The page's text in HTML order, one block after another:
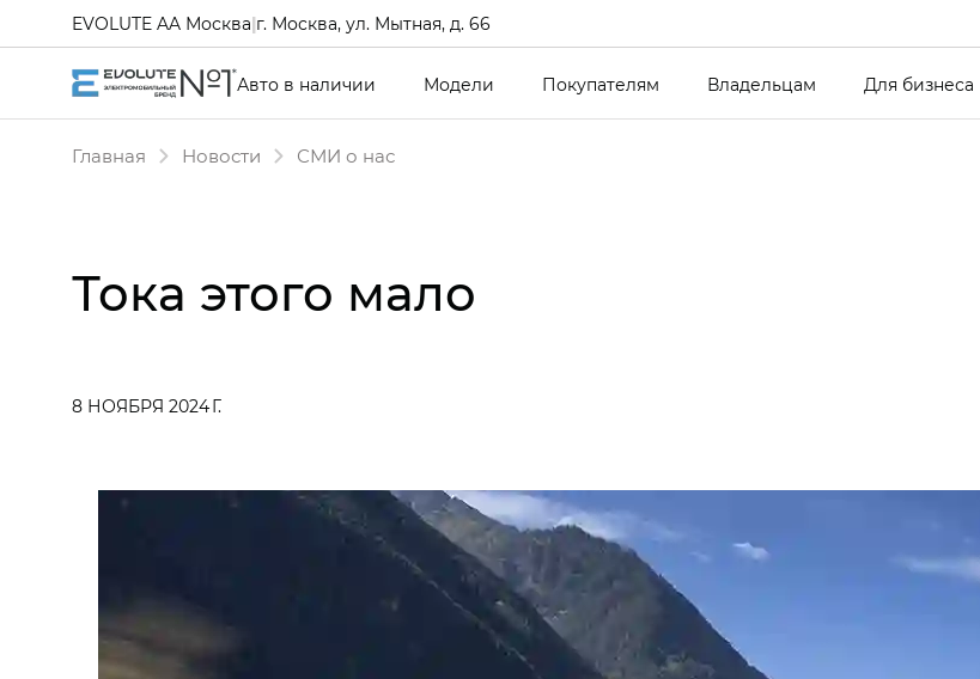
EVOLUTE AA Москва|г. Москва, ул. Мытная, д. 66
Авто в наличии Модели Покупателям Владельцам Для бизнеса
Главная Новости СМИ о нас
Тока этого мало
8 НОЯБРЯ 2024 Г.